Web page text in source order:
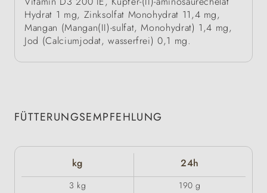
Hydrat 1 mg, Zinksolfat Monohydrat 11,4 mg,
Mangan (Mangan(II)-sulfat, Monohydrat) 1,4 mg,
Jod (Calciumjodat, wasserfrei) 0,1 mg.
FÜTTERUNGSEMPFEHLUNG
kg 24h
3 kg
190 g